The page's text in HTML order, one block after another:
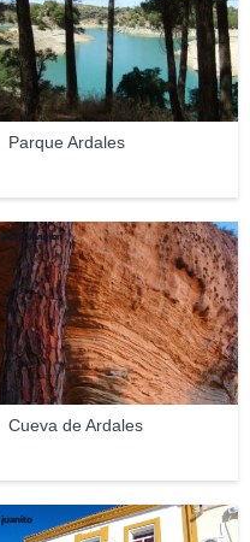
Parque Ardales
Cueva de Ardales
Jari Koivunen
juanito